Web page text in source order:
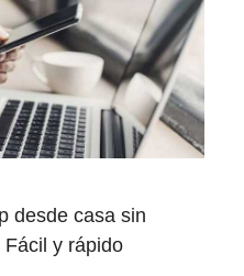
desde casa sin
y rápido